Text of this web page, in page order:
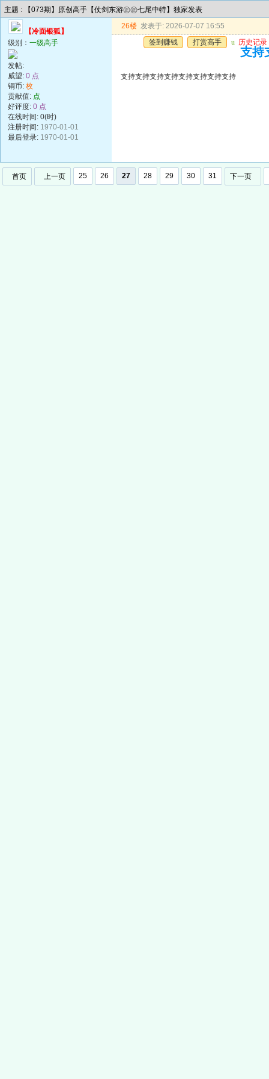
主题 : 【073期】原创高手【仗剑东游㊣㊣七尾中特】独家发表
【冷面银狐】
级别： 一级高手
发帖:
威望: 0 点
铜币: 枚
贡献值: 点
好评度: 0 点
在线时间: 0(时)
注册时间: 1970-01-01
最后登录: 1970-01-01
26楼 发表于: 2026-07-07 16:55
签到赚钱
打赏高手 u 历史记录
支持
支持支持支持支持支持支持支持支持
首页 上一页 25 26 27 28 29 30 31 下一页